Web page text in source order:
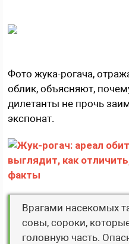
Фото жука-рогача,
облик, объясняют,
дилетанты не прочь
экспонат.
Врагами насекомых
совы, сороки,
головную часть.